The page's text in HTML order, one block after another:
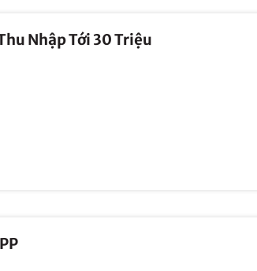
Nhập Tới 30 Triệu